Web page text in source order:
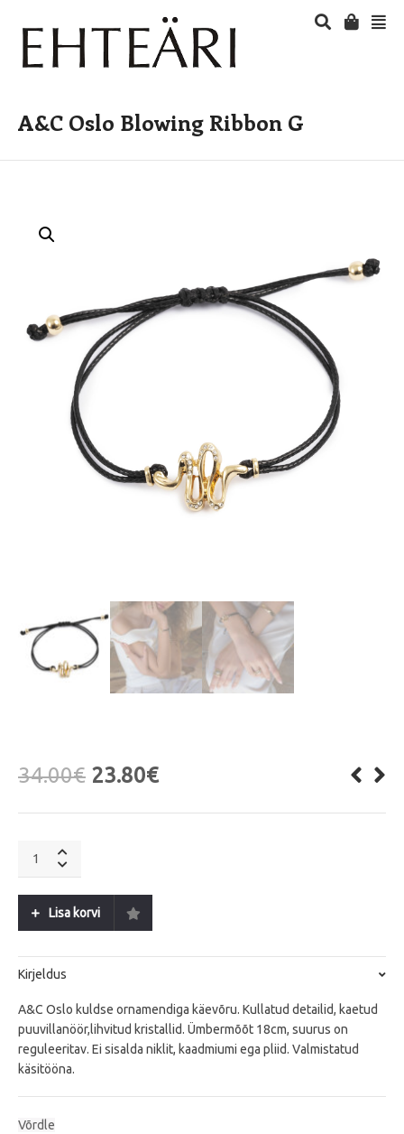
A&C Oslo Blowing Ribbon G
34.00€ 23.80€
Oslo
Lisa korvi
Kirjeldus
A&C Oslo kuldse ornamendiga käevõru. Kullatud detailid, kaetud
puuvillanöör,lihvitud kristallid. Ümbermõõt 18cm, suurus on
reguleeritav. Ei sisalda niklit, kaadmiumi ega pliid. Valmistatud
käsitööna.
Võrdle